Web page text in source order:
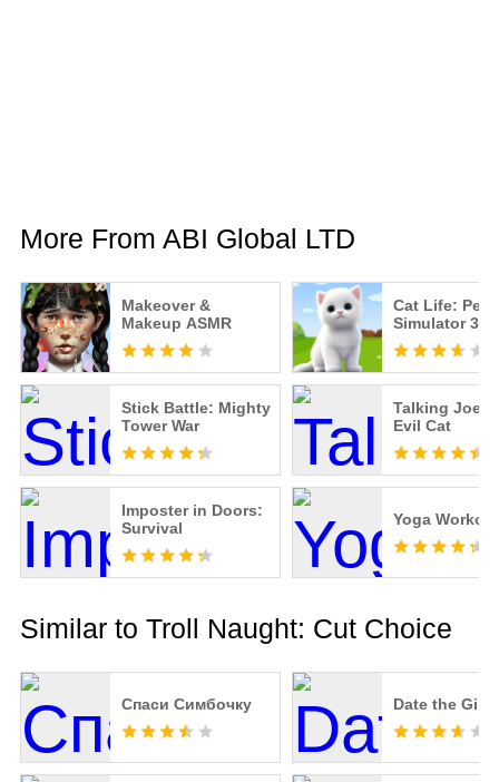
More From ABI Global LTD
Makeover &
Makeup ASMR
Cat Life: Pet
Simulator 3D
Stick Battle: Mighty
Tower War
Talking Joe -
Evil Cat
Imposter in Doors:
Survival
Yoga Workout
Similar to Troll Naught: Cut Choice
Спаси Симбочку Date the Girl